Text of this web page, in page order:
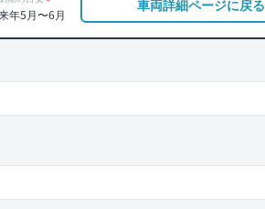
年5月〜6月
車両詳細ページに戻る